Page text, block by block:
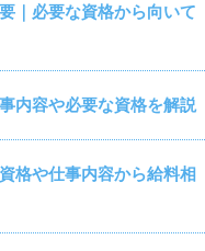
｜必要な資格から向いて
内容や必要な資格を解説
格や仕事内容から給料相